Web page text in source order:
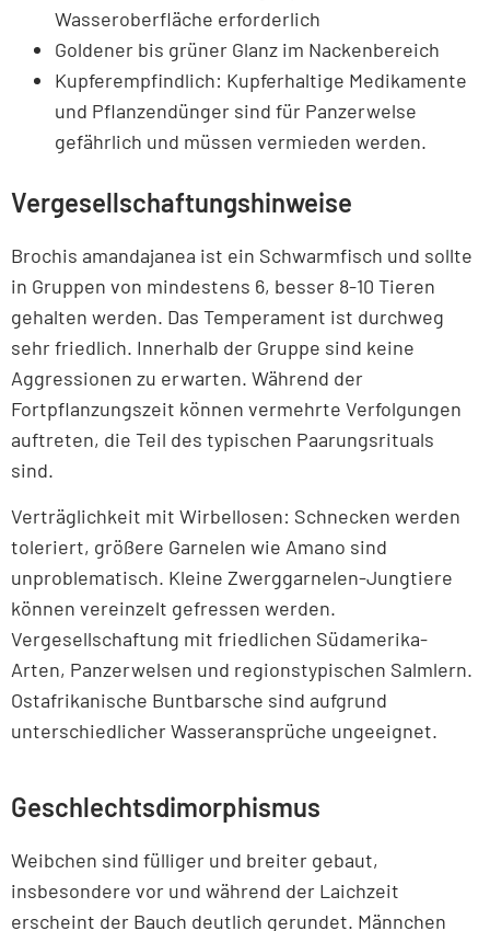
Wasseroberfläche erforderlich
Goldener bis grüner Glanz im Nackenbereich
Kupferempfindlich: Kupferhaltige Medikamente
und Pflanzendünger sind für Panzerwelse
gefährlich und müssen vermieden werden.
Vergesellschaftungshinweise
Brochis amandajanea ist ein Schwarmfisch und sollte
in Gruppen von mindestens 6, besser 8-10 Tieren
gehalten werden. Das Temperament ist durchweg
sehr friedlich. Innerhalb der Gruppe sind keine
Aggressionen zu erwarten. Während der
Fortpflanzungszeit können vermehrte Verfolgungen
auftreten, die Teil des typischen Paarungsrituals
sind.
Verträglichkeit mit Wirbellosen: Schnecken werden
toleriert, größere Garnelen wie Amano sind
unproblematisch. Kleine Zwerggarnelen-Jungtiere
können vereinzelt gefressen werden.
Vergesellschaftung mit friedlichen Südamerika-
Arten, Panzerwelsen und regionstypischen Salmlern.
Ostafrikanische Buntbarsche sind aufgrund
unterschiedlicher Wasseransprüche ungeeignet.
Geschlechtsdimorphismus
Weibchen sind fülliger und breiter gebaut,
insbesondere vor und während der Laichzeit
erscheint der Bauch deutlich gerundet. Männchen